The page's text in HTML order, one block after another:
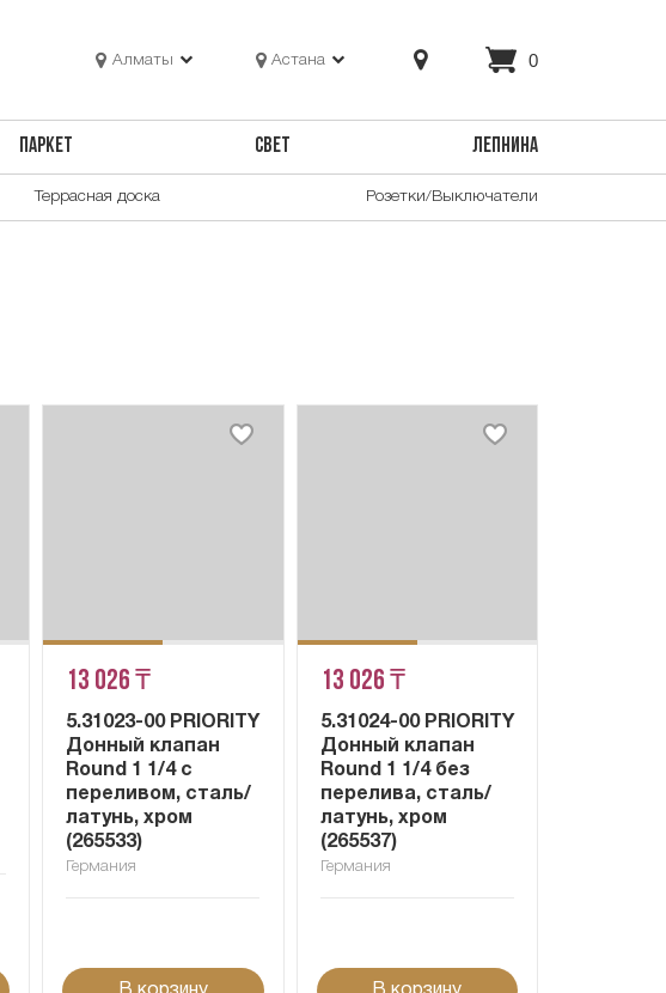
Алматы Астана 0
ПАРКЕТ СВЕТ ЛЕПНИНА
Террасная доска Розетки/Выключатели
13 026 ₸
5.31023-00 PRIORITY
Донный клапан
Round 1 1/4 с
переливом, сталь/
латунь, хром
(265533)
Германия
13 026 ₸
5.31024-00 PRIORITY
Донный клапан
Round 1 1/4 без
перелива, сталь/
латунь, хром
(265537)
Германия